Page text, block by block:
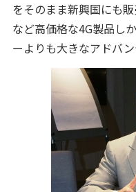
をそのまま新興国にも
など高価格な4G製品し
ーよりも大きなアドバン